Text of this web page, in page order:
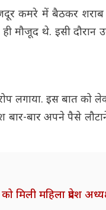
कमरे में बैठकर
मौजूद थे. इसी
लगाया. इस बात को
बार अपने पैसे
महिला प्रदेश